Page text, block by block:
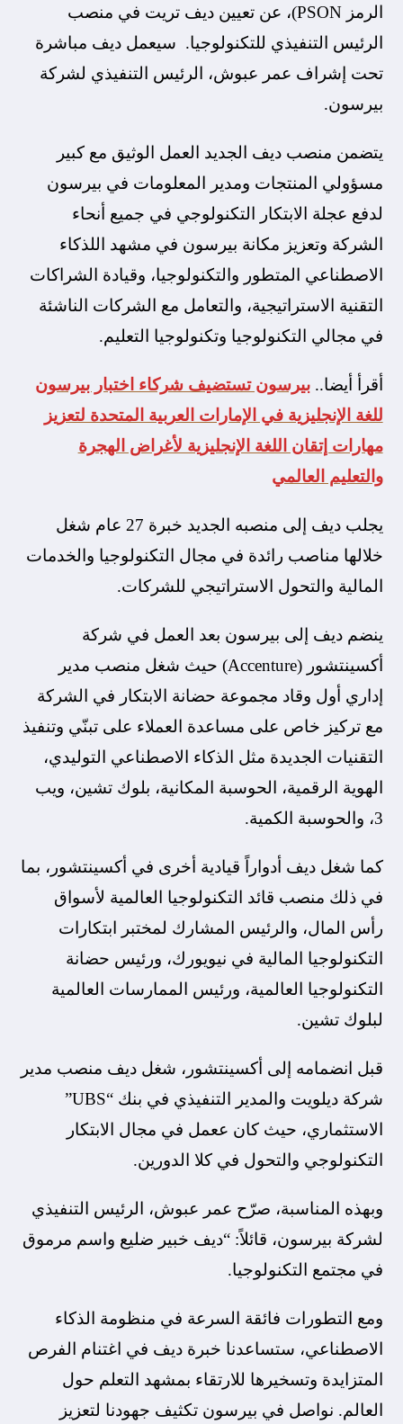
الرمز PSON)، عن تعيين ديف تريت في منصب
الرئيس التنفيذي للتكنولوجيا. سيعمل ديف مباشرة
تحت إشراف عمر عبوش، الرئيس التنفيذي لشركة
بيرسون.
يتضمن منصب ديف الجديد العمل الوثيق مع كبير
مسؤولي المنتجات ومدير المعلومات في بيرسون
لدفع عجلة الابتكار التكنولوجي في جميع أنحاء
الشركة وتعزيز مكانة بيرسون في مشهد اللذكاء
الاصطناعي المتطور والتكنولوجيا، وقيادة الشراكات
التقنية الاستراتيجية، والتعامل مع الشركات الناشئة
في مجالي التكنولوجيا وتكنولوجيا التعليم.
أقرأ أيضا.. بيرسون تستضيف شركاء اختبار بيرسون
للغة الإنجليزية في الإمارات العربية المتحدة لتعزيز
مهارات إتقان اللغة الإنجليزية لأغراض الهجرة
والتعليم العالمي
يجلب ديف إلى منصبه الجديد خبرة 27 عام شغل
خلالها مناصب رائدة في مجال التكنولوجيا والخدمات
المالية والتحول الاستراتيجي للشركات.
ينضم ديف إلى بيرسون بعد العمل في شركة
أكسينتشور (Accenture) حيث شغل منصب مدير
إداري أول وقاد مجموعة حضانة الابتكار في الشركة
مع تركيز خاص على مساعدة العملاء على تبنّي وتنفيذ
التقنيات الجديدة مثل الذكاء الاصطناعي التوليدي،
الهوية الرقمية، الحوسبة المكانية، بلوك تشين، ويب
3، والحوسبة الكمية.
كما شغل ديف أدواراً قيادية أخرى في أكسينتشور، بما
في ذلك منصب قائد التكنولوجيا العالمية لأسواق
رأس المال، والرئيس المشارك لمختبر ابتكارات
التكنولوجيا المالية في نيويورك، ورئيس حضانة
التكنولوجيا العالمية، ورئيس الممارسات العالمية
لبلوك تشين.
قبل انضمامه إلى أكسينتشور، شغل ديف منصب مدير
شركة ديلويت والمدير التنفيذي في بنك “UBS”
الاستثماري، حيث كان ععمل في مجال الابتكار
التكنولوجي والتحول في كلا الدورين.
وبهذه المناسبة، صرّح عمر عبوش، الرئيس التنفيذي
لشركة بيرسون، قائلاً: “ديف خبير ضليع واسم مرموق
في مجتمع التكنولوجيا.
ومع التطورات فائقة السرعة في منظومة الذكاء
الاصطناعي، ستساعدنا خبرة ديف في اغتنام الفرص
المتزايدة وتسخيرها للارتقاء بمشهد التعلم حول
العالم. نواصل في بيرسون تكثيف جهودنا لتعزيز